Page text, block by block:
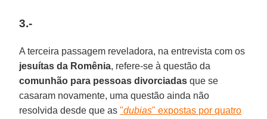
3.-
A terceira passagem reveladora, na entrevista com os
jesuítas da Romênia, refere-se à questão da
comunhão para pessoas divorciadas que se
casaram novamente, uma questão ainda não
resolvida desde que as"dubias" expostas por quatro